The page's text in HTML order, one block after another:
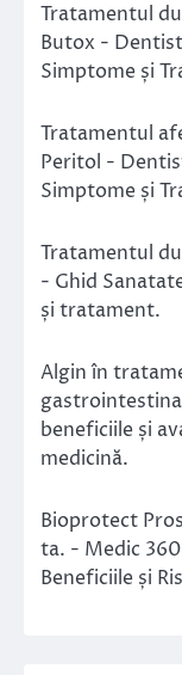
Tratamentul
Butox -
Simptome și
Tratamentul
Peritol -
Simptome și
Tratamentul
- Ghid
și tratament.
Algin în
beneficiile și
medicină.
Bioprotect
ta. - Medic 360
Beneficiile și